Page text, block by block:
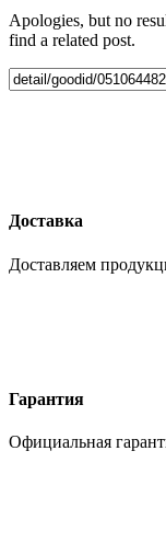
Apologies, but no
find a related post.
Доставка
Доставляем
Гарантия
Официальная